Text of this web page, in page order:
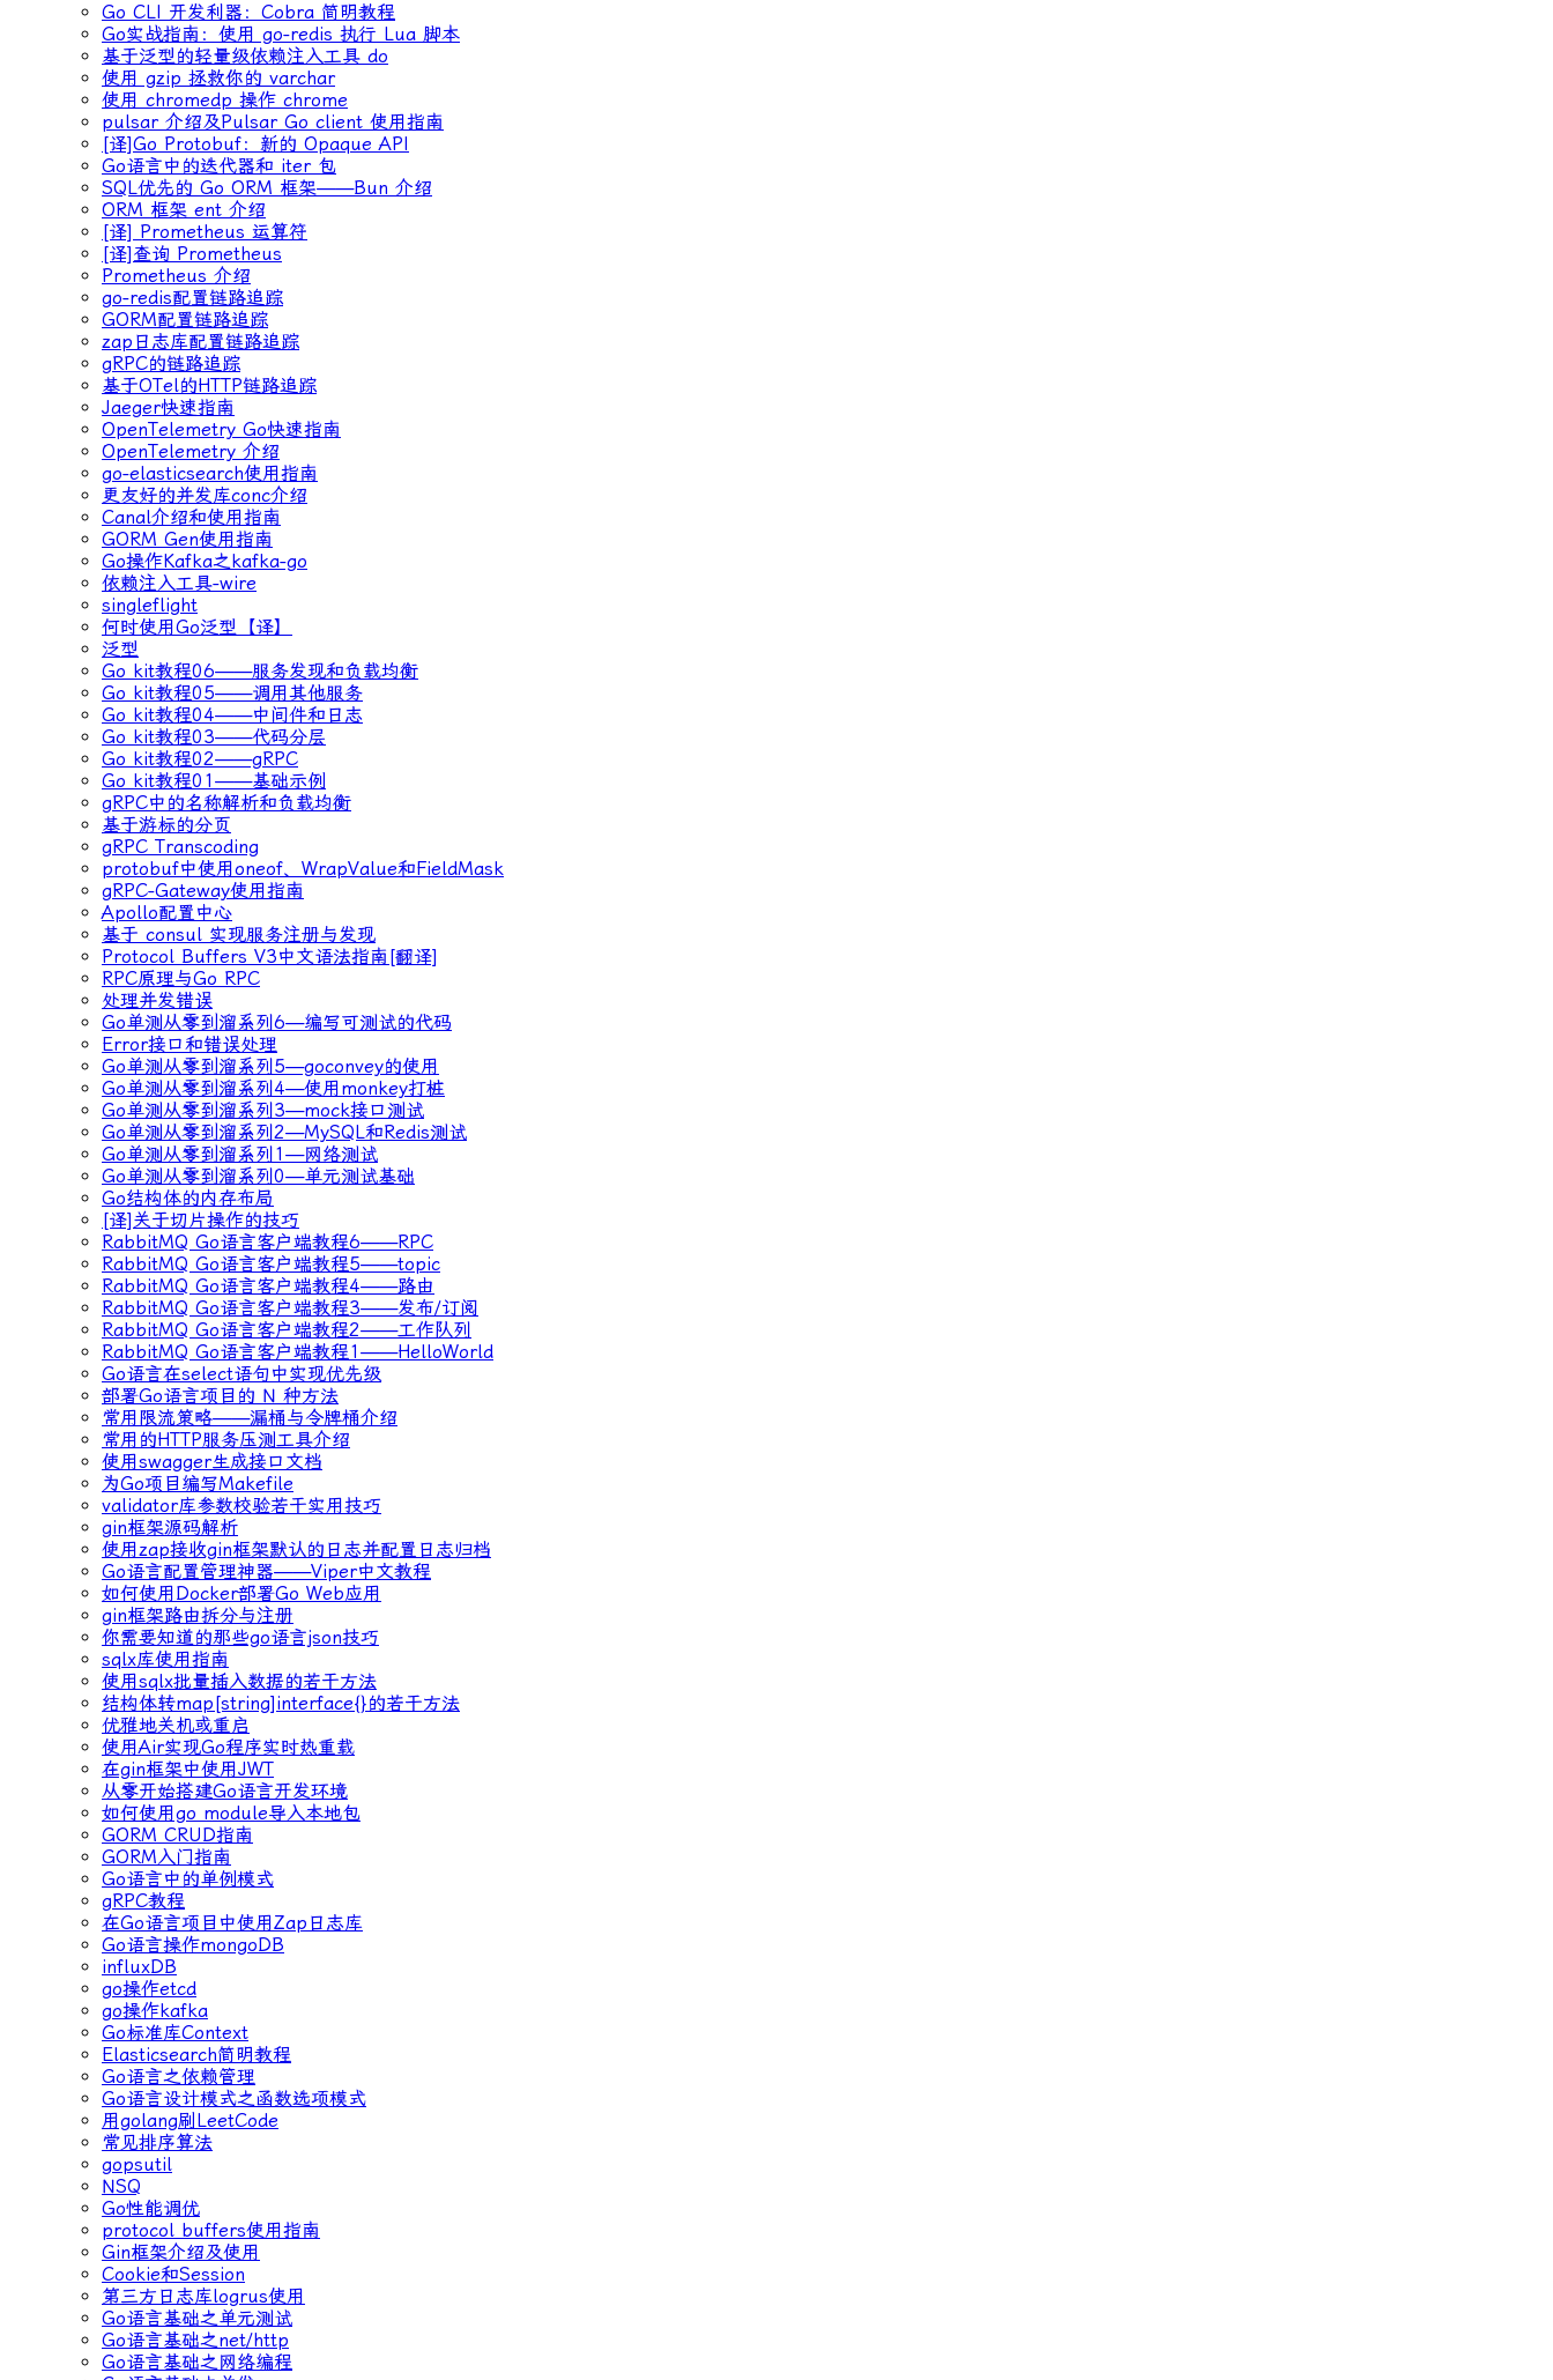
Go CLI 开发利器：Cobra 简明教程
Go实战指南：使用 go-redis 执行 Lua 脚本
基于泛型的轻量级依赖注入工具 do
使用 gzip 拯救你的 varchar
使用 chromedp 操作 chrome
pulsar 介绍及Pulsar Go client 使用指南
[译]Go Protobuf：新的 Opaque API
Go语言中的迭代器和 iter 包
SQL优先的 Go ORM 框架——Bun 介绍
ORM 框架 ent 介绍
[译] Prometheus 运算符
[译]查询 Prometheus
Prometheus 介绍
go-redis配置链路追踪
GORM配置链路追踪
zap日志库配置链路追踪
gRPC的链路追踪
基于OTel的HTTP链路追踪
Jaeger快速指南
OpenTelemetry Go快速指南
OpenTelemetry 介绍
go-elasticsearch使用指南
更友好的并发库conc介绍
Canal介绍和使用指南
GORM Gen使用指南
Go操作Kafka之kafka-go
依赖注入工具-wire
singleflight
何时使用Go泛型【译】
泛型
Go kit教程06——服务发现和负载均衡
Go kit教程05——调用其他服务
Go kit教程04——中间件和日志
Go kit教程03——代码分层
Go kit教程02——gRPC
Go kit教程01——基础示例
gRPC中的名称解析和负载均衡
基于游标的分页
gRPC Transcoding
protobuf中使用oneof、WrapValue和FieldMask
gRPC-Gateway使用指南
Apollo配置中心
基于 consul 实现服务注册与发现
Protocol Buffers V3中文语法指南[翻译]
RPC原理与Go RPC
处理并发错误
Go单测从零到溜系列6—编写可测试的代码
Error接口和错误处理
Go单测从零到溜系列5—goconvey的使用
Go单测从零到溜系列4—使用monkey打桩
Go单测从零到溜系列3—mock接口测试
Go单测从零到溜系列2—MySQL和Redis测试
Go单测从零到溜系列1—网络测试
Go单测从零到溜系列0—单元测试基础
Go结构体的内存布局
[译]关于切片操作的技巧
RabbitMQ Go语言客户端教程6——RPC
RabbitMQ Go语言客户端教程5——topic
RabbitMQ Go语言客户端教程4——路由
RabbitMQ Go语言客户端教程3——发布/订阅
RabbitMQ Go语言客户端教程2——工作队列
RabbitMQ Go语言客户端教程1——HelloWorld
Go语言在select语句中实现优先级
部署Go语言项目的 N 种方法
常用限流策略——漏桶与令牌桶介绍
常用的HTTP服务压测工具介绍
使用swagger生成接口文档
为Go项目编写Makefile
validator库参数校验若干实用技巧
gin框架源码解析
使用zap接收gin框架默认的日志并配置日志归档
Go语言配置管理神器——Viper中文教程
如何使用Docker部署Go Web应用
gin框架路由拆分与注册
你需要知道的那些go语言json技巧
sqlx库使用指南
使用sqlx批量插入数据的若干方法
结构体转map[string]interface{}的若干方法
优雅地关机或重启
使用Air实现Go程序实时热重载
在gin框架中使用JWT
从零开始搭建Go语言开发环境
如何使用go module导入本地包
GORM CRUD指南
GORM入门指南
Go语言中的单例模式
gRPC教程
在Go语言项目中使用Zap日志库
Go语言操作mongoDB
influxDB
go操作etcd
go操作kafka
Go标准库Context
Elasticsearch简明教程
Go语言之依赖管理
Go语言设计模式之函数选项模式
用golang刷LeetCode
常见排序算法
gopsutil
NSQ
Go性能调优
protocol buffers使用指南
Gin框架介绍及使用
Cookie和Session
第三方日志库logrus使用
Go语言基础之单元测试
Go语言基础之net/http
Go语言基础之网络编程